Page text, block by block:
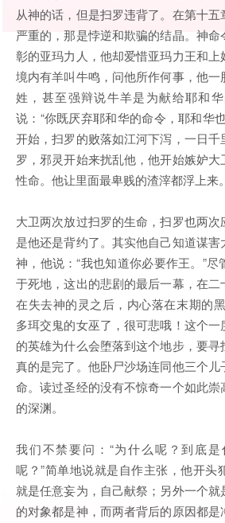
从神的话，但是扫罗违背了。在第十
严重的，那是悖逆和欺骗的结晶。神
彰的亚玛力人，他却爱惜亚玛力王和
境内有羊叫牛鸣，问他所作何事，他
姓，甚至强辩说牛羊是为献给耶和
说：“你既厌弃耶和华的命令，耶和华
开始，扫罗的败落如江河下泻，一日
罗，邪灵开始来扰乱他，他开始嫉妒
性命。他让里面最卑贱的渣滓都浮上来。
大卫两次放过扫罗的生命，扫罗也两次
是他还是背约了。其实他自己知道谋
神，他说：“我也知道你必要作王。”
于死地，这出的悲剧的最后一幕，在二
在失去神的灵之后，内心落在末期的
多珥交鬼的女巫了，很可悲哦！这个一
的英雄为什么会堕落到这个地步，要寻
真的是完了。他卧尸沙场连同他三个
命。读过圣经的没有不惊奇一个如此
的深渊。
我们不禁要问：“为什么呢？到底
呢？”简单地说就是自作主张，他开头
就是任意妄为，自己献祭；另外一个
的对象都是神，而两者背后的原因都